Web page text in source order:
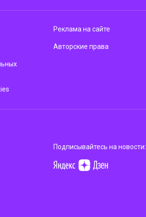
Реклама на сайте
Авторские права
Подписывайтесь на новости: